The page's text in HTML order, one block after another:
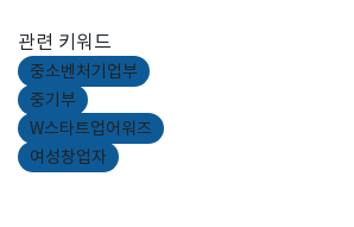
관련 키워드
중소벤처기업부
중기부
W스타트업어워즈
여성창업자